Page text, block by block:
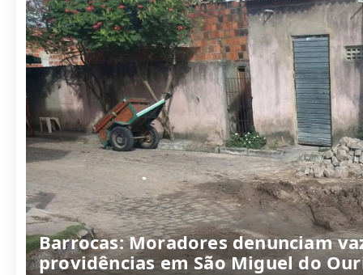
“Obra parada, ninguém
escola no Alto da Porteira em